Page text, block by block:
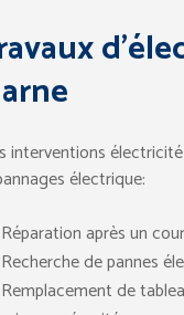
interventions
électrique:
Réparation après un
Recherche de pannes
Remplacement de